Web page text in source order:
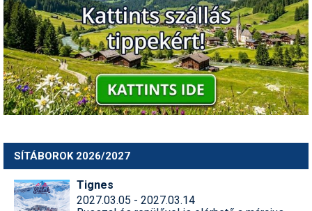
SÍTÁBOROK 2026/2027
Tignes
2027.03.05 - 2027.03.14